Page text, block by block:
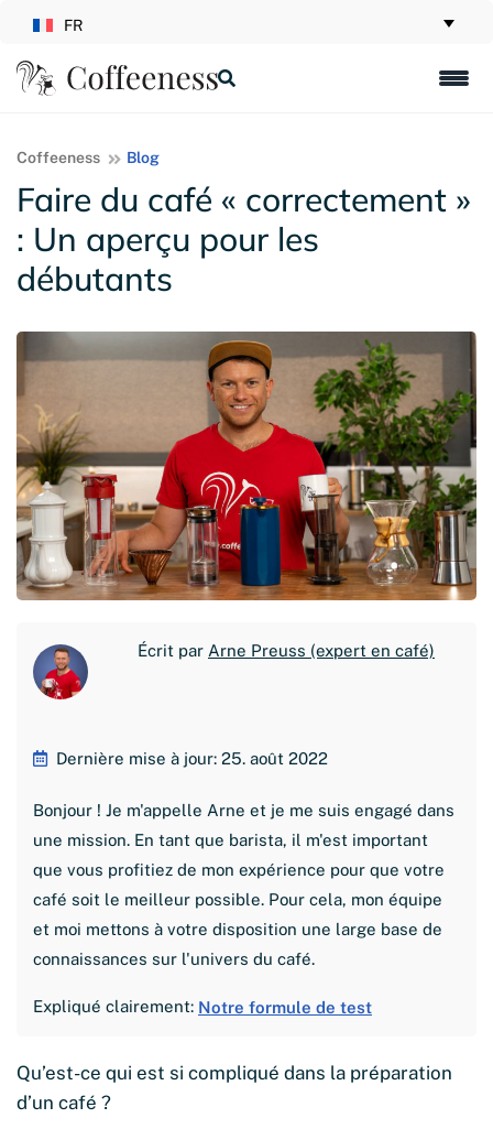
FR
Coffeeness Blog
Faire du café « correctement »
: Un aperçu pour les
débutants
Écrit par Arne Preuss (expert en café)
Dernière mise à jour: 25. août 2022
Bonjour ! Je m'appelle Arne et je me suis engagé dans
une mission. En tant que barista, il m'est important
que vous profitiez de mon expérience pour que votre
café soit le meilleur possible. Pour cela, mon équipe
et moi mettons à votre disposition une large base de
connaissances sur l'univers du café.
Expliqué clairement: Notre formule de test
Qu’est-ce qui est si compliqué dans la préparation
d’un café ?